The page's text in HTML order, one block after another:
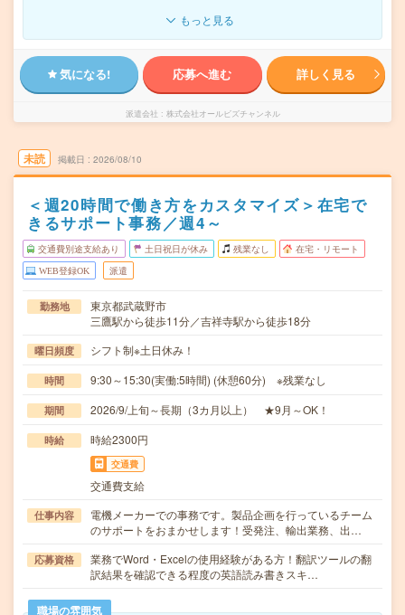
もっと見る
気になる! 応募へ進む 詳しく見る
派遣会社 株式会社オールビズチャンネル
未読 掲載日 2026/08/10
＜週20時間で働き方をカスタマイズ＞在宅で
きるサポート事務／週4～
交通費別途支給あり 土日祝日が休み 残業なし 在宅・リモート
WEB登録OK 派遣
勤務地
東京都武蔵野市
三鷹駅から徒歩11分／吉祥寺駅から徒歩18分
曜日頻度 シフト制※土日休み！
時間 9:30～15:30(実働:5時間) (休憩60分) ※残業なし
期間 2026/9/上旬～長期（3カ月以上） ★9月～OK！
時給 時給2300円
交通費
交通費支給
仕事内容
電機メーカーでの事務です。製品企画を行っているチーム
のサポートをおまかせします！受発注、輸出業務、出…
応募資格
業務でWord・Excelの使用経験がある方！翻訳ツールの翻
訳結果を確認できる程度の英語読み書きスキ…
職場の雰囲気